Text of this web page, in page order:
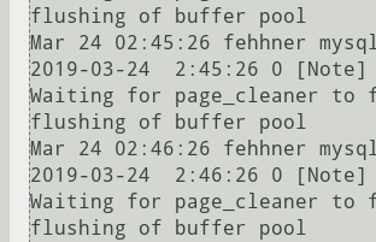
flushing of buffer pool
Mar 24 02:45:26 fehhner
2019-03-24  2:45:26 0 [Note]
Waiting for page_cleaner to
flushing of buffer pool
Mar 24 02:46:26 fehhner
2019-03-24  2:46:26 0 [Note]
Waiting for page_cleaner to
flushing of buffer pool